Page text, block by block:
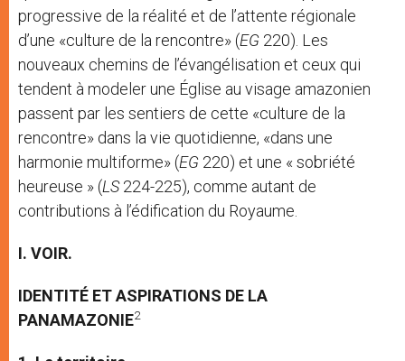
progressive de la réalité et de l’attente régionale
d’une «culture de la rencontre» (EG 220). Les
nouveaux chemins de l’évangélisation et ceux qui
tendent à modeler une Église au visage amazonien
passent par les sentiers de cette «culture de la
rencontre» dans la vie quotidienne, «dans une
harmonie multiforme» (EG 220) et une « sobriété
heureuse » (LS224-225), comme autant de
contributions à l’édification du Royaume.
I. VOIR.
IDENTITÉ ET ASPIRATIONS DE LA
PANAMAZONIE2